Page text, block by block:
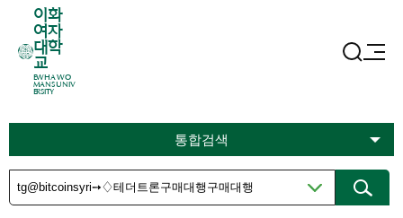
이화
여자
대학
교
EWHA WO
MANS UNIV
ERSITY
통합검색